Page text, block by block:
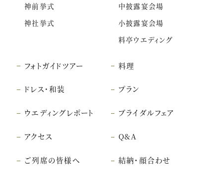
神前挙式
神社挙式
中披露宴会場
小披露宴会場
料亭ウエディング
フォトガイドツアー 料理
ドレス・和装 プラン
ウエディングレポート ブライダルフェア
アクセス Q&A
ご列席の皆様へ 結納・顔合わせ